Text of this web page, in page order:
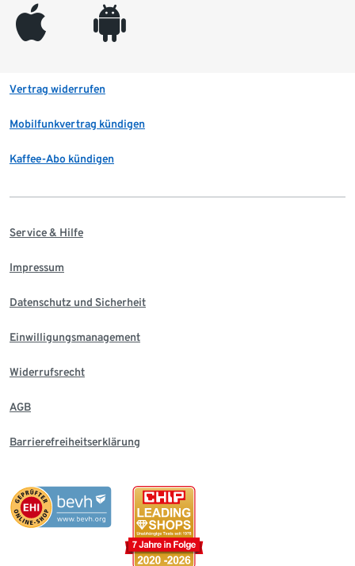
appleinc android
Vertrag widerrufen
Mobilfunkvertrag kündigen
Kaffee-Abo kündigen
Service & Hilfe
Impressum
Datenschutz und Sicherheit
Einwilligungsmanagement
Widerrufsrecht
AGB
Barrierefreiheitserklärung